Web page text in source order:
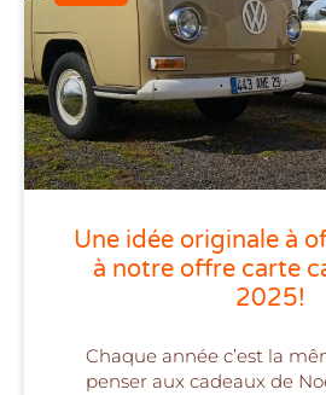
Une idée originale à
à notre offre carte
2025!
Chaque année c’est la
penser aux